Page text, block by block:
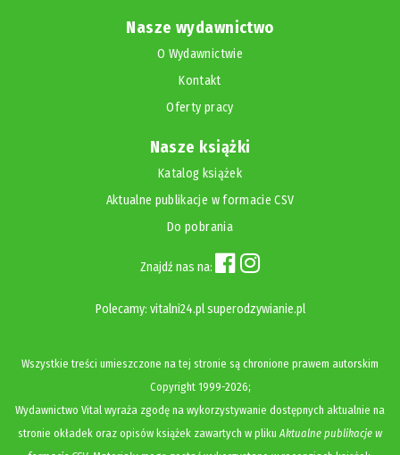
Nasze wydawnictwo
O Wydawnictwie
Kontakt
Oferty pracy
Nasze książki
Katalog książek
Aktualne publikacje w formacie CSV
Do pobrania
Znajdź nas na:
Polecamy: vitalni24.pl superodzywianie.pl
Wszystkie treści umieszczone na tej stronie są chronione prawem autorskim
Copyright1999-2026;
Wydawnictwo Vital wyraża zgodę na wykorzystywanie dostępnych aktualnie na
stronie okładek oraz opisów książek zawartych w plikuAktualne publikacje w